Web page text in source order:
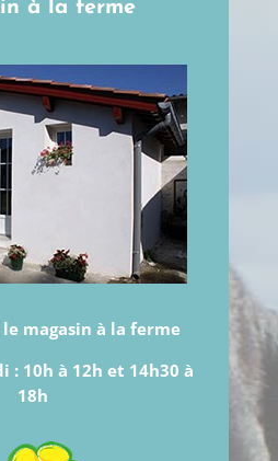
à la ferme
magasin à la ferme
: 10h à 12h et 14h30 à
18h